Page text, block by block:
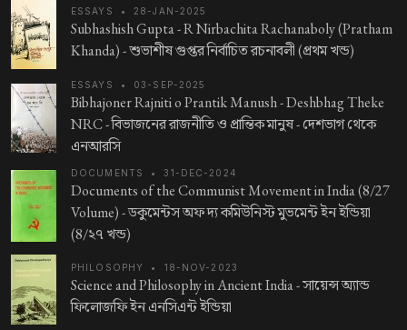
ESSAYS • 28-JAN-2025
Subhashish Gupta - R Nirbachita Rachanaboly (Pratham
Khanda) -শুভাশীষ গুপ্তর নির্বাচিত রচনাবলী (প্রথম খন্ড)
ESSAYS • 03-SEP-2025
Bibhajoner Rajniti o Prantik Manush - Deshbhag Theke
NRC -বিভাজনের রাজনীতি ও প্রান্তিক মানুষ - দেশভাগ থেকে
এনআরসি
DOCUMENTS • 31-DEC-2024
Documents of the Communist Movement in India (8/27
Volume) -ডকুমেন্টস অফ দ্য কমিউনিস্ট মুভমেন্ট ইন ইন্ডিয়া
(8/২৭ খন্ড)
PHILOSOPHY • 18-NOV-2023
Science and Philosophy in Ancient India -সায়েন্স অ্যান্ড
ফিলোজফি ইন এনসিএন্ট ইন্ডিয়া